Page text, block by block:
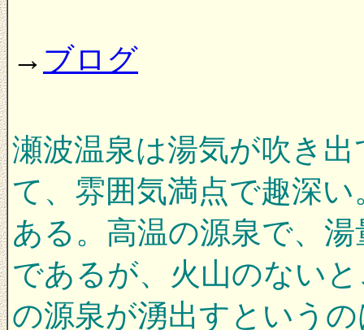
→ ブログ
瀬波温泉は湯気が吹き
て、雰囲気満点で趣深
ある。高温の源泉で、
であるが、火山のない
の源泉が湧出すという